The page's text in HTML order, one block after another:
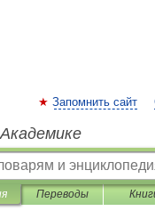
Запомнить сайт
Переводы